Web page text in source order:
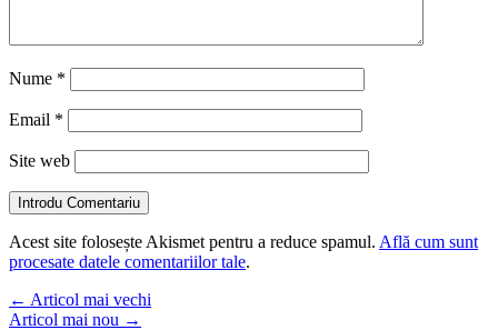
Nume *
Email *
Site web
Introdu Comentariu
Acest site folosește Akismet pentru a reduce spamul. Află cum sunt
procesate datele comentariilor tale.
← Articol mai vechi
Articol mai nou →